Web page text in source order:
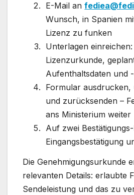
E-Mail an
Wunsch, in Spanien
Lizenz zu funken
Unterlagen einreichen:
Lizenzurkunde,
Aufenthaltsdaten und
Formular
und zurücksenden –
ans Ministerium weiter
Auf zwei
Eingangsbestätigung
Die Genehmigungsurkunde
relevanten Details: erlaubte
Sendeleistung und das zu